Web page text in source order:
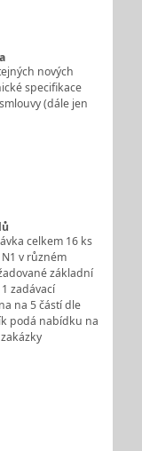
nových
specifikace
(dále jen
celkem 16 ks
v různém
základní
zadávací
na 5 částí dle
podá nabídku na